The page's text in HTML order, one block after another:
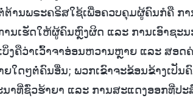
ຕ້ານພຣະຄຣິສໃຊ້ເພື່ອຄວບຄຸມຜູ້ຄົນກໍຄື ກ
ນເຮັດໃຫ້ຜູ້ຄົນຫຼົງຜິດ ແລະ ການເອົາຊະນ
ບິ່ງຄືວ່າເວົ້າຈາອ່ອນຫວານຫຼາຍ ແລະ ສອ
ໃດໆຕໍ່ຄົນອື່ນ; ພວກເຂົາຈະຂ້ອນຂ້າງເປັ
າທີ່ຊົ່ວຮ້າຍາ ແລະ ການສະແດງອອກທີ່ປ